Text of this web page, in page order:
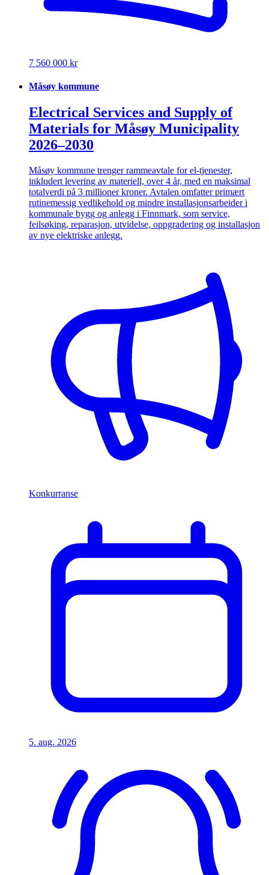
7 560 000 kr
Måsøy kommune
Electrical Services and Supply of
Materials for Måsøy Municipality
2026–2030
Måsøy kommune trenger rammeavtale for el-tjenester,
inkludert levering av materiell, over 4 år, med en maksimal
totalverdi på 3 millioner kroner. Avtalen omfatter primært
rutinemessig vedlikehold og mindre installasjonsarbeider i
kommunale bygg og anlegg i Finnmark, som service,
feilsøking, reparasjon, utvidelse, oppgradering og installasjon
av nye elektriske anlegg.
Konkurranse
5. aug. 2026